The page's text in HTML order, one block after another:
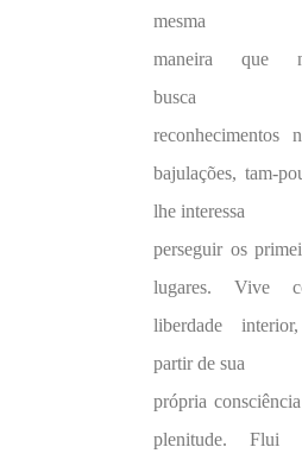
mesma
maneira que
busca
reconhecimentos
bajulações, tam-
lhe interessa
perseguir os
lugares. Vive
liberdade
partir de sua
própria
plenitude. Flui